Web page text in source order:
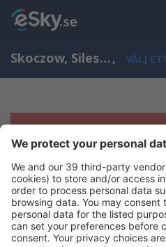
Skoczow, Silesian, Polen , VÄLJ
Tyvärr, inga resultat
Försök att söka med andra kriterier